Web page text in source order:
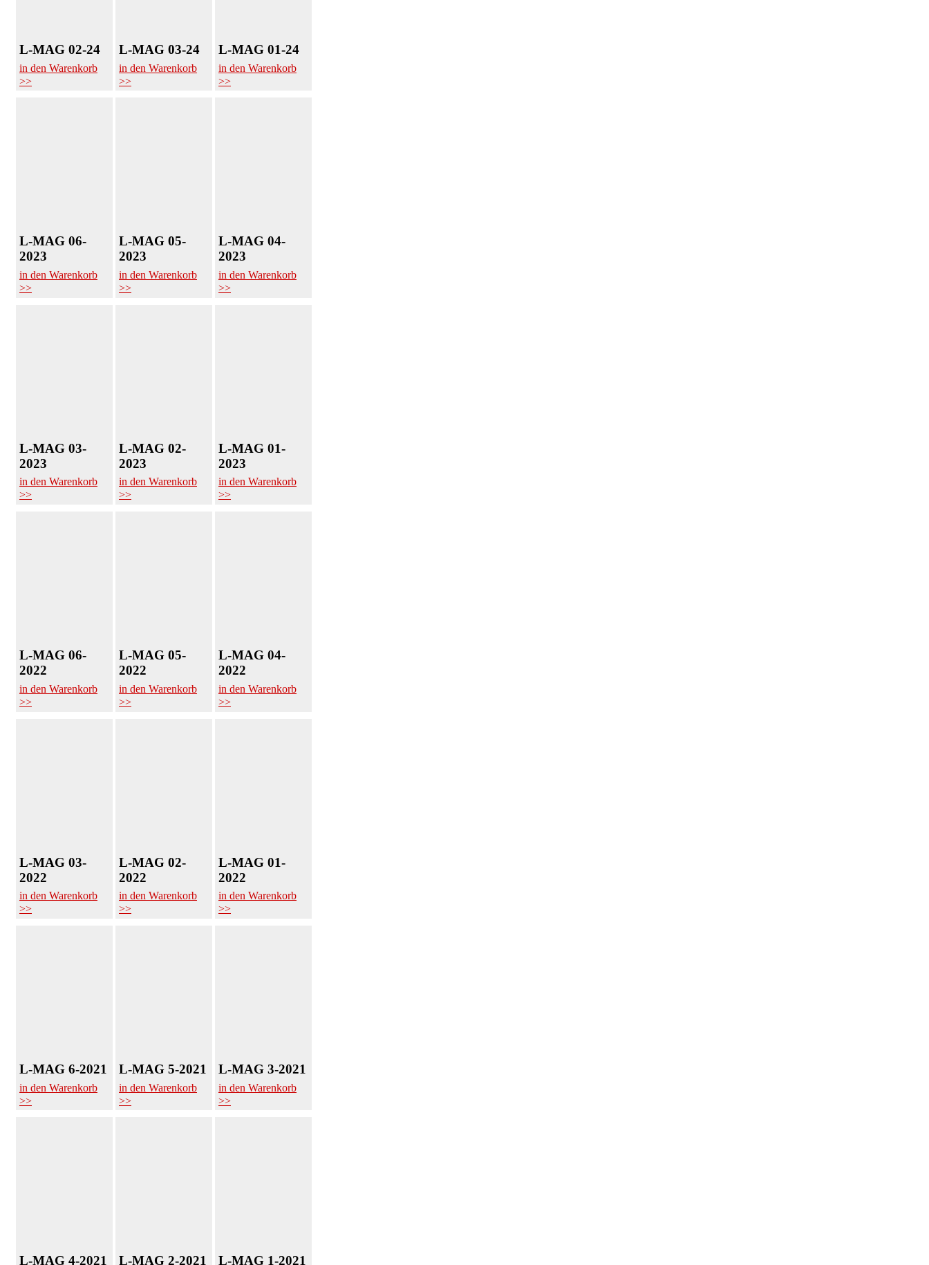
L-MAG 02-24
in den Warenkorb
>>
L-MAG 03-24
in den Warenkorb
>>
L-MAG 01-24
in den Warenkorb
>>
L-MAG 06-
2023
in den Warenkorb
>>
L-MAG 05-
2023
in den Warenkorb
>>
L-MAG 04-
2023
in den Warenkorb
>>
L-MAG 03-
2023
in den Warenkorb
>>
L-MAG 02-
2023
in den Warenkorb
>>
L-MAG 01-
2023
in den Warenkorb
>>
L-MAG 06-
2022
in den Warenkorb
>>
L-MAG 05-
2022
in den Warenkorb
>>
L-MAG 04-
2022
in den Warenkorb
>>
L-MAG 03-
2022
in den Warenkorb
>>
L-MAG 02-
2022
in den Warenkorb
>>
L-MAG 01-
2022
in den Warenkorb
>>
L-MAG 6-2021
in den Warenkorb
>>
L-MAG 5-2021
in den Warenkorb
>>
L-MAG 3-2021
in den Warenkorb
>>
L-MAG 4-2021 L-MAG 2-2021 L-MAG 1-2021